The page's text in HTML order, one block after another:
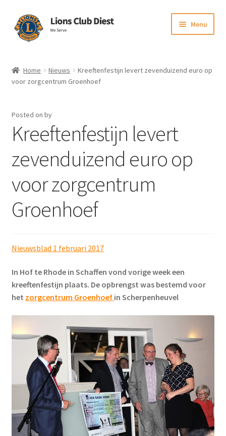
Skip
to
navigation
Skip
to
content
Menu
Activiteiten en fundraising
In het nieuws
Lionsbase voor leden
Home Nieuws
Kreeftenfestijn levert zevenduizend euro op
voor zorgcentrum Groenhoef
Posted on by
Kreeftenfestijn levert
zevenduizend euro op
voor zorgcentrum
Groenhoef
Nieuwsblad 1 februari 2017
In Hof te Rhode in Schaffen vond vorige week een
kreeftenfestijn plaats. De opbrengst was bestemd voor
het zorgcentrum Groenhoef in Scherpenheuvel